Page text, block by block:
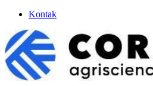
Kontak